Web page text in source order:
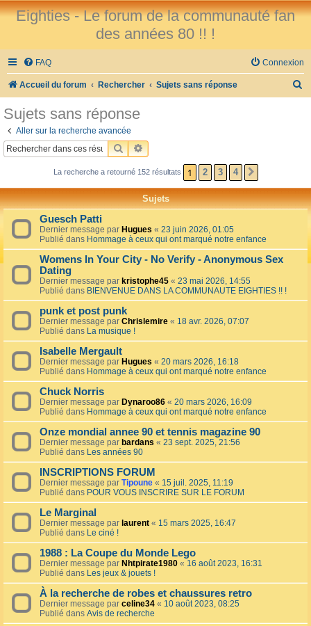
Eighties - Le forum de la communauté fan
des années 80 !! !
FAQ Connexion
Accueil du forum Rechercher Sujets sans réponse
h
r
Sujets sans réponse
Aller sur la recherche avancée
RECHERCHER
RECHERCHE AVANCÉE
La recherche a retourné 152 résultats 1 2 3 4
Sujets
Guesch Patti
Dernier message par Hugues « 23 juin 2026, 01:05
Publié dans Hommage à ceux qui ont marqué notre enfance
Womens In Your City - No Verify - Anonymous Sex
Dating
Dernier message par kristophe45 « 23 mai 2026, 14:55
Publié dans BIENVENUE DANS LA COMMUNAUTE EIGHTIES !! !
punk et post punk
Dernier message par Chrislemire « 18 avr. 2026, 07:07
Publié dans La musique !
Isabelle Mergault
Dernier message par Hugues « 20 mars 2026, 16:18
Publié dans Hommage à ceux qui ont marqué notre enfance
Chuck Norris
Dernier message par Dynaroo86 « 20 mars 2026, 16:09
Publié dans Hommage à ceux qui ont marqué notre enfance
Onze mondial annee 90 et tennis magazine 90
Dernier message par bardans « 23 sept. 2025, 21:56
Publié dans Les années 90
INSCRIPTIONS FORUM
Dernier message par Tipoune « 15 juil. 2025, 11:19
Publié dans POUR VOUS INSCRIRE SUR LE FORUM
Le Marginal
Dernier message par laurent « 15 mars 2025, 16:47
Publié dans Le ciné !
1988 : La Coupe du Monde Lego
Dernier message par Nhtpirate1980 « 16 août 2023, 16:31
Publié dans Les jeux & jouets !
À la recherche de robes et chaussures retro
Dernier message par celine34 « 10 août 2023, 08:25
Publié dans Avis de recherche